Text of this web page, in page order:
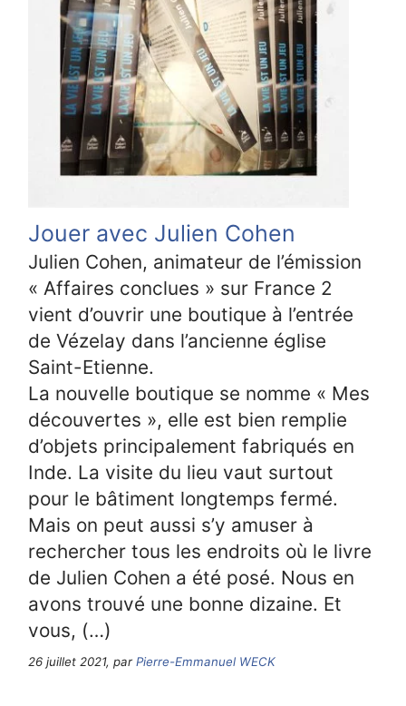
Jouer avec Julien Cohen
Julien Cohen, animateur de l’émission
« Affaires conclues » sur France 2
vient d’ouvrir une boutique à l’entrée
de Vézelay dans l’ancienne église
Saint-Etienne.
La nouvelle boutique se nomme « Mes
découvertes », elle est bien remplie
d’objets principalement fabriqués en
Inde. La visite du lieu vaut surtout
pour le bâtiment longtemps fermé.
Mais on peut aussi s’y amuser à
rechercher tous les endroits où le livre
de Julien Cohen a été posé. Nous en
avons trouvé une bonne dizaine. Et
vous, (…)
26 juillet 2021, parPierre-Emmanuel WECK